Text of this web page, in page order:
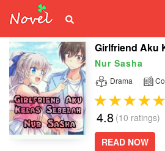
Girlfriend Aku
Nur Sasha
Drama
4.8 (10 ratings)
READ NOW